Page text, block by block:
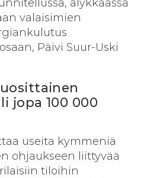
älykkäässä
valaisimien
Päivi Suur-Uski
jopa 100 000
useita kymmeniä
ohjaukseen liittyvää
tiloihin